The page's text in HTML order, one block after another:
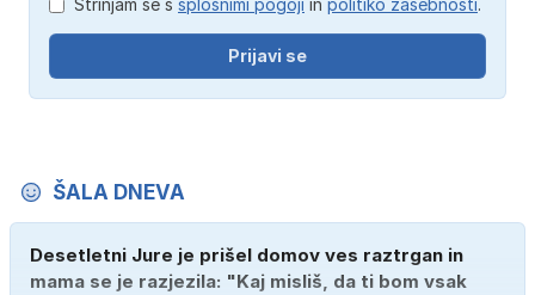
Strinjam se s splošnimi pogoji in politiko zasebnosti.
Prijavi se
ŠALA DNEVA
Desetletni Jure je prišel domov ves raztrgan in
mama se je razjezila: "Kaj misliš, da ti bom vsak